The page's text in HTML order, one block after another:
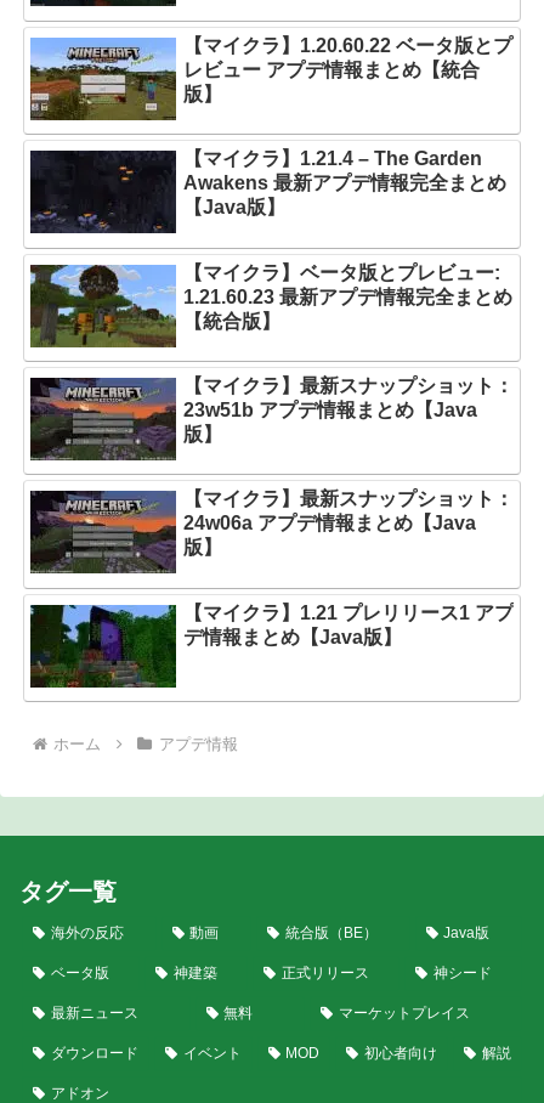
【マイクラ】1.20.60.22 ベータ版とプ
レビュー アプデ情報まとめ【統合
版】
【マイクラ】1.21.4 – The Garden
Awakens 最新アプデ情報完全まとめ
【Java版】
【マイクラ】ベータ版とプレビュー:
1.21.60.23 最新アプデ情報完全まとめ
【統合版】
【マイクラ】最新スナップショット：
23w51b アプデ情報まとめ【Java
版】
【マイクラ】最新スナップショット：
24w06a アプデ情報まとめ【Java
版】
【マイクラ】1.21 プレリリース1 アプ
デ情報まとめ【Java版】
ホーム アプデ情報
タグ一覧
海外の反応 動画 統合版（BE） Java版
ベータ版 神建築 正式リリース 神シード
最新ニュース 無料 マーケットプレイス
ダウンロード イベント MOD 初心者向け 解説
アドオン